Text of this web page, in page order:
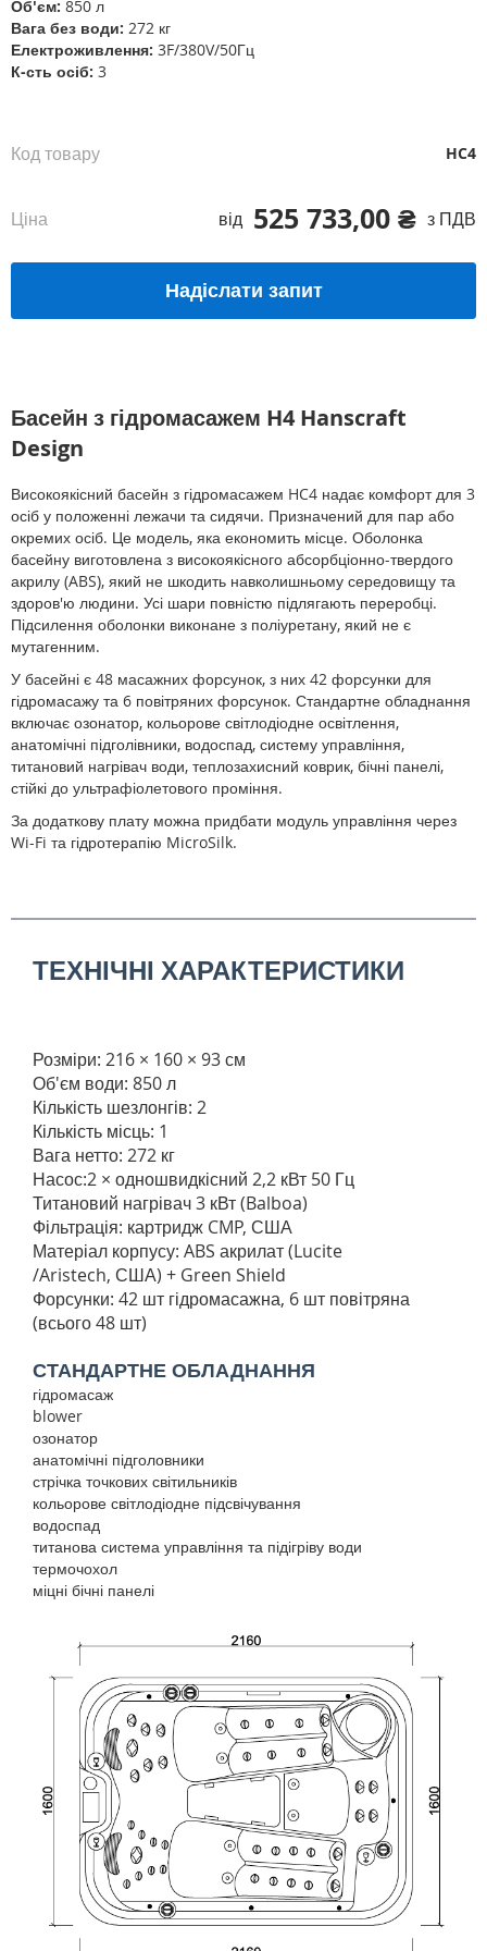
Об'єм: 850 л
Вага без води: 272 кг
Електроживлення: 3F/380V/50Гц
К-сть осіб: 3
525 733,00 ₴ з ПДВ
Ціна від
Код товару HC4
Надіслати запит
Басейн з гідромасажем H4 Hanscraft
Design
Високоякісний басейн з гідромасажем HC4 надає комфорт для 3
осіб у положенні лежачи та сидячи. Призначений для пар або
окремих осіб. Це модель, яка економить місце. Оболонка
басейну виготовлена з високоякісного абсорбціонно-твердого
акрилу (ABS), який не шкодить навколишньому середовищу та
здоров'ю людини. Усі шари повністю підлягають переробці.
Підсилення оболонки виконане з поліуретану, який не є
мутагенним.
У басейні є 48 масажних форсунок, з них 42 форсунки для
гідромасажу та 6 повітряних форсунок. Стандартне обладнання
включає озонатор, кольорове світлодіодне освітлення,
анатомічні підголівники, водоспад, систему управління,
титановий нагрівач води, теплозахисний коврик, бічні панелі,
стійкі до ультрафіолетового проміння.
За додаткову плату можна придбати модуль управління через
Wi-Fi та гідротерапію MicroSilk.
ТЕХНІЧНІ ХАРАКТЕРИСТИКИ
Розміри: 216 × 160 × 93 см
Об'єм води: 850 л
Кількість шезлонгів: 2
Кількість місць: 1
Вага нетто: 272 кг
Насос:2 × одношвидкісний 2,2 кВт 50 Гц
Титановий нагрівач 3 кВт (Balboa)
Фільтрація: картридж CMP, США
Матеріал корпусу: ABS акрилат (Lucite
/Aristech, США) + Green Shield
Форсунки: 42 шт гідромасажна, 6 шт повітряна
(всього 48 шт)
СТАНДАРТНЕ ОБЛАДНАННЯ
гідромасаж
blower
озонатор
анатомічні підголовники
стрічка точкових світильників
кольорове світлодіодне підсвічування
водоспад
титанова система управління та підігріву води
термочохол
міцні бічні панелі